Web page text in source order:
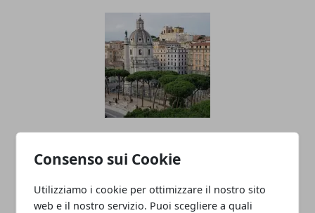
Consenso sui Cookie
Utilizziamo i cookie per ottimizzare il nostro sito
web e il nostro servizio. Puoi scegliere a quali
Come arrivare e spostarsi a Roma? Ecco
alcuni consigli pratici per chi visita la
27/01/2025